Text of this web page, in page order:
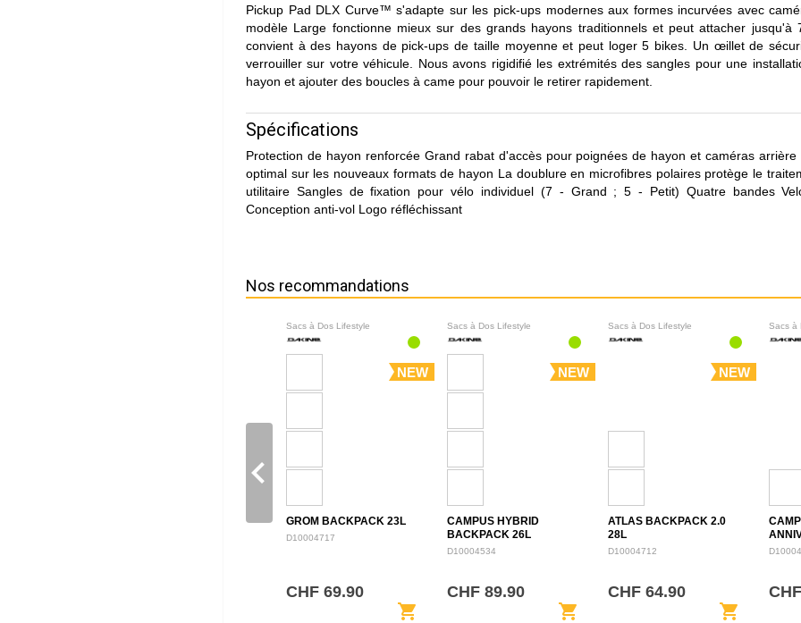
Pickup Pad DLX Curve™ s'adapte sur les pick-ups modernes aux formes incurvées avec
modèle Large fonctionne mieux sur des grands hayons traditionnels et peut attacher jusqu'à
convient à des hayons de pick-ups de taille moyenne et peut loger 5 bikes. Un œillet de
verrouiller sur votre véhicule. Nous avons rigidifié les extrémités des sangles pour une
hayon et ajouter des boucles à came pour pouvoir le retirer rapidement.
Spécifications
Protection de hayon renforcée Grand rabat d'accès pour poignées de hayon et caméras arrière
optimal sur les nouveaux formats de hayon La doublure en microfibres polaires protège le
utilitaire Sangles de fixation pour vélo individuel (7 - Grand ; 5 - Petit) Quatre bandes
Conception anti-vol Logo réfléchissant
Nos recommandations
Sacs à Dos Lifestyle
NEW
GROM BACKPACK 23L
D10004717
CHF 69.90
shopping_cart
Sacs à Dos Lifestyle
NEW
CAMPUS HYBRID
BACKPACK 26L
D10004534
CHF 89.90
shopping_cart
Sacs à Dos Lifestyle
NEW
ATLAS BACKPACK 2.0
28L
D10004712
CHF 64.90
shopping_cart
Sacs à
navigate_before